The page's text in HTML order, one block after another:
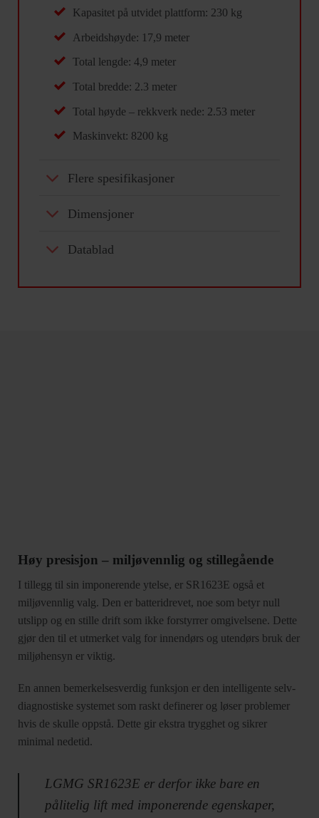
Kapasitet på utvidet plattform: 230 kg
Arbeidshøyde: 17,9 meter
Total lengde: 4,9 meter
Total bredde: 2.3 meter
Total høyde – rekkverk nede: 2.53 meter
Maskinvekt: 8200 kg
Flere spesifikasjoner
Dimensjoner
Datablad
Høy presisjon – miljøvennlig og stillegående
I tillegg til sin imponerende ytelse, er SR1623E også et
miljøvennlig valg. Den er batteridrevet, noe som betyr null
utslipp og en stille drift som ikke forstyrrer omgivelsene. Dette
gjør den til et utmerket valg for innendørs og utendørs bruk der
miljøhensyn er viktig.
En annen bemerkelsesverdig funksjon er den intelligente selv-
diagnostiske systemet som raskt definerer og løser problemer
hvis de skulle oppstå. Dette gir ekstra trygghet og sikrer
minimal nedetid.
LGMG SR1623E er derfor ikke bare en
pålitelig lift med imponerende egenskaper,